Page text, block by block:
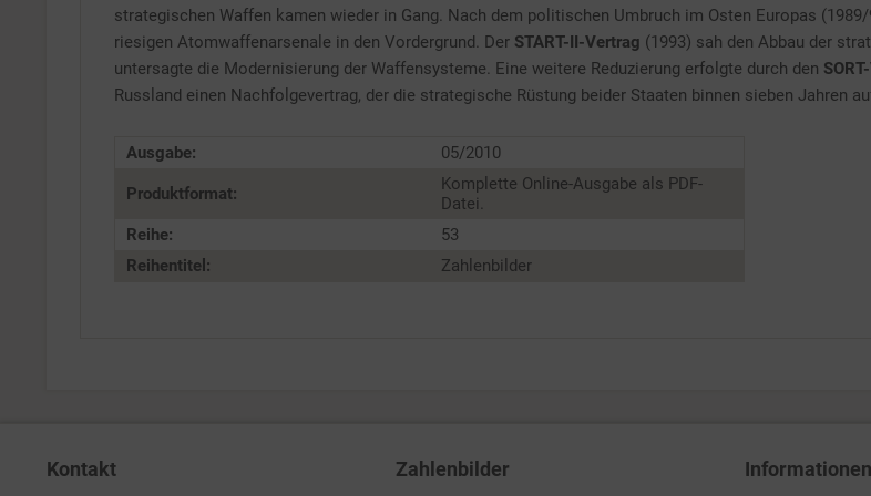
strategischen Waffen kamen wieder in Gang. Nach dem politischen Umbruch im Osten Europas
riesigen Atomwaffenarsenale in den Vordergrund. Der START-II-Vertrag (1993) sah den Abbau der
untersagte die Modernisierung der Waffensysteme. Eine weitere Reduzierung erfolgte durch den
Russland einen Nachfolgevertrag, der die strategische Rüstung beider Staaten binnen sieben Jahren
Ausgabe: 05/2010
Produktformat:
Komplette Online-Ausgabe als PDF-
Datei.
Reihe:
53
Reihentitel:
Zahlenbilder
Kontakt Zahlenbilder Informationen